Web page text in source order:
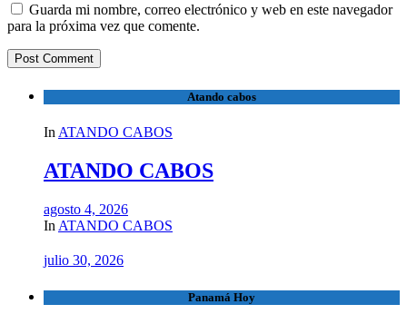
Guarda mi nombre, correo electrónico y web en este navegador
para la próxima vez que comente.
Atando cabos
In ATANDO CABOS
ATANDO CABOS
agosto 4, 2026
In ATANDO CABOS
julio 30, 2026
Panamá Hoy